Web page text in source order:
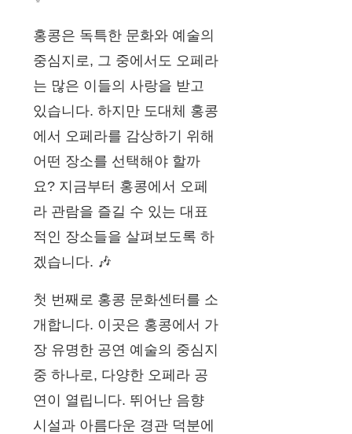
홍콩은 독특한 문화와 예술의
중심지로, 그 중에서도 오페라
는 많은 이들의 사랑을 받고
있습니다. 하지만 도대체 홍콩
에서 오페라를 감상하기 위해
어떤 장소를 선택해야 할까
요? 지금부터 홍콩에서 오페
라 관람을 즐길 수 있는 대표
적인 장소들을 살펴보도록 하
겠습니다. 🎶
첫 번째로 홍콩 문화센터를 소
개합니다. 이곳은 홍콩에서 가
장 유명한 공연 예술의 중심지
중 하나로, 다양한 오페라 공
연이 열립니다. 뛰어난 음향
시설과 아름다운 경관 덕분에